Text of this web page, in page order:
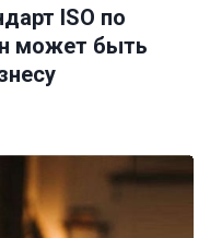
ISO по
может быть